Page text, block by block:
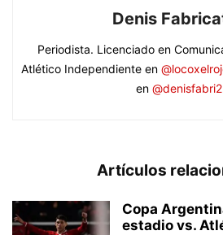
Denis
Periodista. Licenciado en
Atlético Independiente en
en
Artículos
Copa
estadio vs.